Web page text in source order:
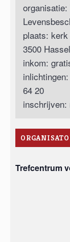
plaats:
3500
inkom:
64 20
inschrijven:
Trefcentrum